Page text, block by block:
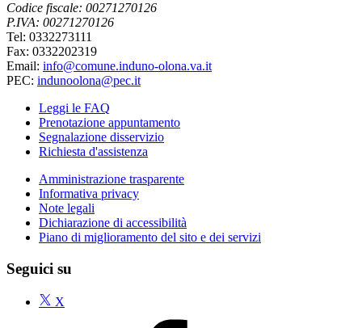
Codice fiscale: 00271270126
P.IVA: 00271270126
Tel: 0332273111
Fax: 0332202319
Email: info@comune.induno-olona.va.it
PEC: indunoolona@pec.it
Leggi le FAQ
Prenotazione appuntamento
Segnalazione disservizio
Richiesta d'assistenza
Amministrazione trasparente
Informativa privacy
Note legali
Dichiarazione di accessibilità
Piano di miglioramento del sito e dei servizi
Seguici su
X